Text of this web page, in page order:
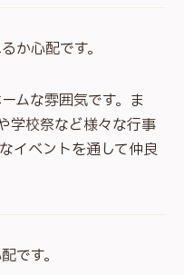
か心配です。
ムな雰囲気です。ま
学校祭など様々な行事
イベントを通して仲良
です。